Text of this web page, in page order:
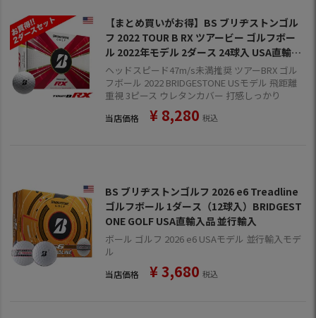
【まとめ買いがお得】BS ブリヂストンゴル
フ 2022 TOUR B RX ツアービー ゴルフボー
ル 2022年モデル 2ダース 24球入 USA直輸入
品【飛距離重視】【打感しっかり目】
ヘッドスピード47m/s未満推奨 ツアーBRX ゴル
フボール 2022 BRIDGESTONE USモデル 飛距離
重視 3ピース ウレタンカバー 打感しっかり
当店価格 ¥ 8,280 税込
BS ブリヂストンゴルフ 2026 e6 Treadline
ゴルフボール 1ダース（12球入）BRIDGEST
ONE GOLF USA直輸入品 並行輸入
ボール ゴルフ 2026 e6 USAモデル 並行輸入モデ
ル
当店価格 ¥3,680 税込